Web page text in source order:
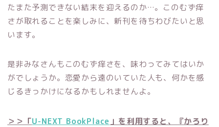
たまた予測できない結末を迎えるのか…。このむず痒
さが取れることを楽しみに、新刊を待ちわびたいと思
います。
是非みなさんもこのむず痒さを、味わってみてはいか
がでしょうか。恋愛から遠のいていた人も、何かを感
じるきっかけになるかもしれませんよ。
＞＞「U-NEXT BookPlace 」を利用すると、『かろり